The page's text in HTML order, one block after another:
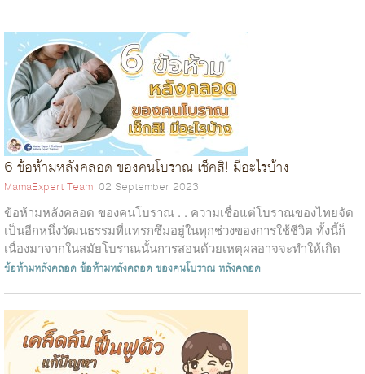
6 ข้อห้ามหลังคลอด ของคนโบราณ เช็คสิ! มีอะไรบ้าง
MamaExpert Team 02 September 2023
ข้อห้ามหลังคลอด ของคนโบราณ . . ความเชื่อแต่โบราณของไทยจัด
เป็นอีกหนึ่งวัฒนธรรมที่แทรกซึมอยู่ในทุกช่วงของการใช้ชีวิต ทั้งนี้ก็
เนื่องมาจากในสมัยโบราณนั้นการสอนด้วยเหตุผลอาจจะทำให้เกิด
ความเข้าใจได้ยา...
ข้อห้ามหลังคลอดข้อห้ามหลังคลอด ของคนโบราณหลังคลอด